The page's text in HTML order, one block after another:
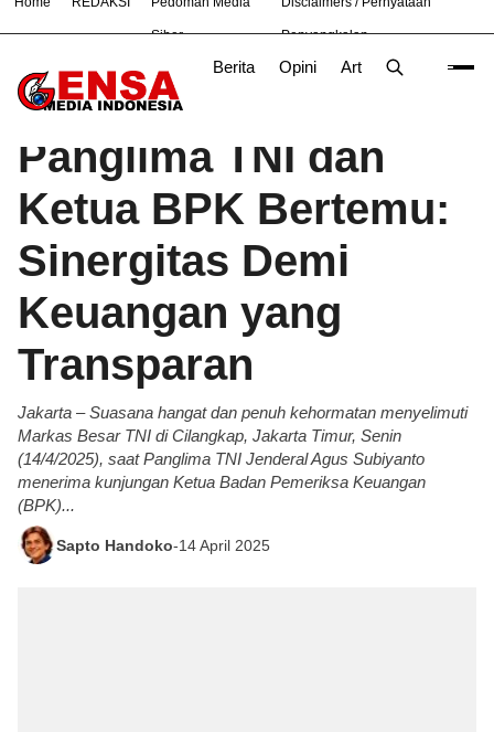
Siber Penyangkalan
Berita Opini Artikel
# Bekasi Hukum Nasional News TNI
Beranda/Berita
Panglima TNI dan
Ketua BPK Bertemu:
Sinergitas Demi
Keuangan yang
Transparan
Jakarta – Suasana hangat dan penuh kehormatan menyelimuti
Markas Besar TNI di Cilangkap, Jakarta Timur, Senin
(14/4/2025), saat Panglima TNI Jenderal Agus Subiyanto
menerima kunjungan Ketua Badan Pemeriksa Keuangan
(BPK)...
Sapto Handoko-14 April 2025